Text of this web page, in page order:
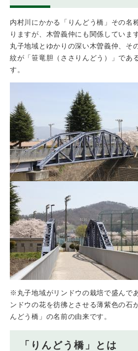
内村川にかかる「りんどう橋」その名
りますが、木曽義仲にも関係しています
丸子地域とゆかりの深い木曽義仲、そ
紋が「笹竜胆（ささりんどう）」であ
す。
※丸子地域がリンドウの栽培で盛んで
ンドウの花を彷彿とさせる薄紫色の石
んどう橋」の名前の由来です。
「りんどう橋」とは